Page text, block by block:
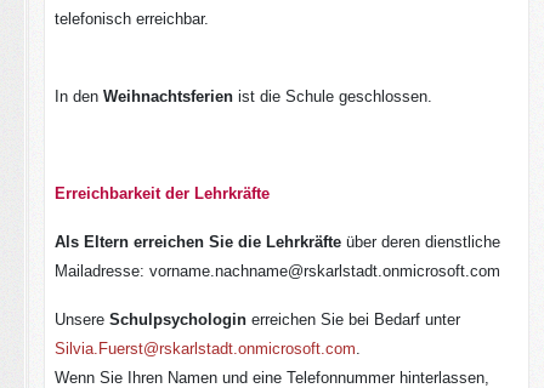
telefonisch erreichbar.
In denWeihnachtsferien ist die Schule geschlossen.
Erreichbarkeit der Lehrkräfte
Als Eltern erreichen Sie die Lehrkräfte über deren dienstliche
Mailadresse:vorname.nachname@rskarlstadt.onmicrosoft.com
UnsereSchulpsychologin erreichen Sie bei Bedarf unter
Silvia.Fuerst@rskarlstadt.onmicrosoft.com
Wenn Sie
Ihren Namenundeine Telefonnummer hinterlassen,